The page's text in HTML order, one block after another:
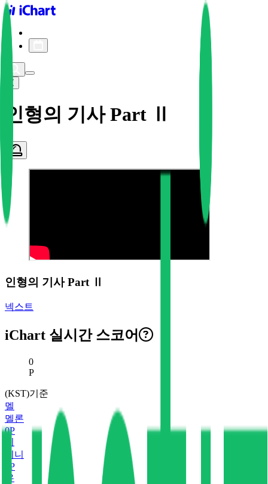
iChart logo
인형의 기사 Part Ⅱ
인형의 기사 Part Ⅱ
넥스트
iChart 실시간 스코어
현재 스코어
0
P
(KST)기준
멜
멜론
0P
지니
P
유